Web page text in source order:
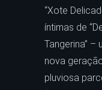
“Xote
íntimas de
Tangerina” –
nova
pluviosa